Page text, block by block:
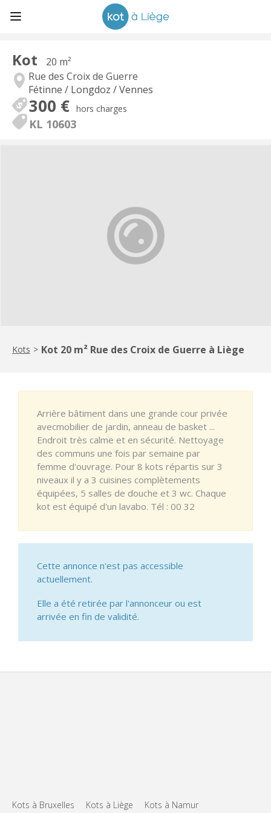
Kot
20 m²
Rue des Croix de Guerre
Fétinne / Longdoz / Vennes
300 € hors charges
KL 10603
Kots > Kot 20 m² Rue des Croix de Guerre à Liège
Arrière bâtiment dans une grande cour privée
avecmobilier de jardin, anneau de basket ...
Endroit très calme et en sécurité. Nettoyage
des communs une fois par semaine par
femme d'ouvrage. Pour 8 kots répartis sur 3
niveaux il y a 3 cuisines complètements
équipées, 5 salles de douche et 3 wc. Chaque
kot est équipé d'un lavabo. Tél : 00 32
Cette annonce n'est pas accessible
actuellement.
Elle a été retirée par l'annonceur ou est
arrivée en fin de validité.
Kots à Bruxelles Kots à Liège Kots à Namur